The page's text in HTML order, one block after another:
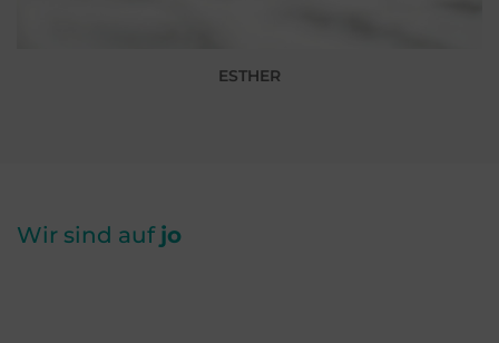
ESTHER
Wir sind auf jo